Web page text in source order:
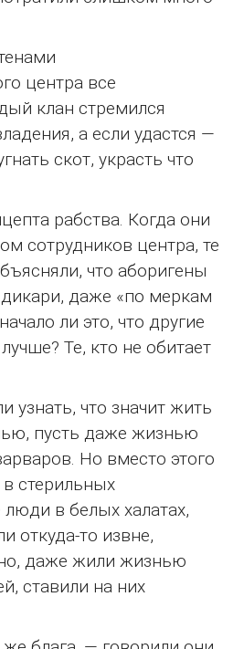
центра все
клан стремился
а если удастся —
скот, украсть что
рабства. Когда они
сотрудников центра, те
что аборигены
даже «по меркам
ли это, что другие
Те, кто не обитает
узнать, что значит жить
пусть даже жизнью
Но вместо этого
стерильных
люди в белых халатах,
откуда-то извне,
даже жили жизнью
ставили на них